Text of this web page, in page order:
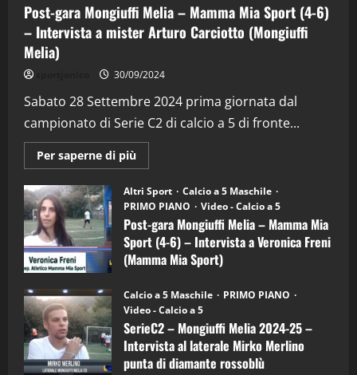
Post-gara Mongiuffi Melia – Mamma Mia Sport (4-6)
– Intervista a mister Arturo Carciotto (Mongiuffi
Melia)
30/09/2024
Sabato 28 Settembre 2024 prima giornata dal
campionato di Serie C2 di calcio a 5 di fronte...
Per saperne di più
informazioni
Post-
gara
Mongiuffi
Melia
–
Mamma
Mia
Sport
6)
–
Intervista
a
mister
Arturo
Carciotto
(Mongiuffi
Altri Sport
Calcio a 5 Maschile
PRIMO PIANO
Video - Calcio a 5
Post-gara Mongiuffi Melia – Mamma Mia
Sport (4-6) – Intervista a Veronica Freni
(Mamma Mia Sport)
Calcio a 5 Maschile
PRIMO PIANO
Video - Calcio a 5
SerieC2 – Mongiuffi Melia 2024-25 –
Intervista al laterale Mirko Merlino
punta di diamante rossoblù
2
“SportEmpire” in Podcast: 29^ Puntata
(Martedi 28 Aprile 2026)
28/04/2026
3
"SportEmpire" in Podcast
“SportEmpire” in Podcast: 28^ Puntata
(Martedi 21 Aprile 2026)
21/04/2026
4
“SportEmpire” in Podcast: 27^ Puntata
(Martedi 14 Aprile 2026)
15/04/2026